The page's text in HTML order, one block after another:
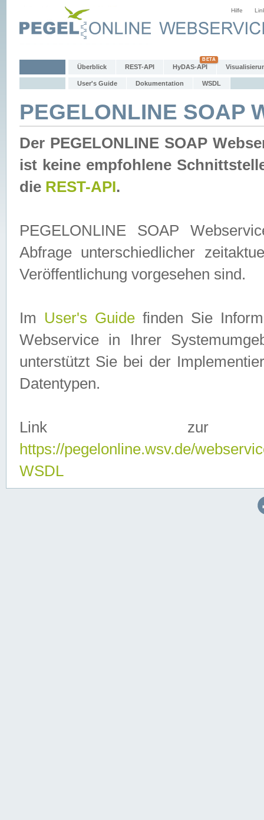
Hilfe
Überblick REST-API HyDAS-API
User's Guide Dokumentation WSDL
PEGELONLINE SOAP
Der PEGELONLINE SOAP
ist keine empfohlene
die REST-API.
PEGELONLINE SOAP
Abfrage unterschiedlicher
Veröffentlichung vorgesehen sind.
Im User's Guidefinden Sie
Webservice in Ihrer
unterstützt Sie bei der
Datentypen.
Link zur
https://pegelonline.wsv.de/
WSDL